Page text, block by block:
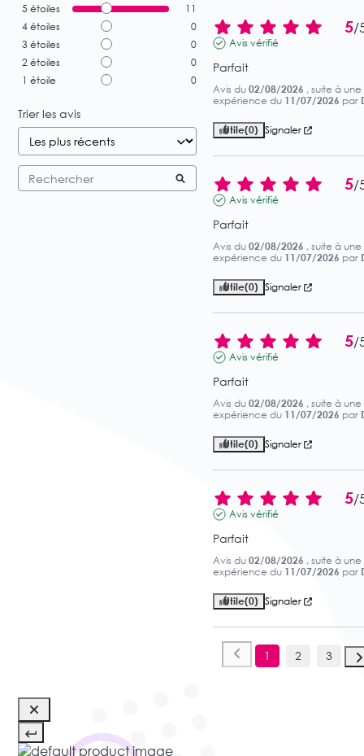
5 étoiles
11
4 étoiles
0
3 étoiles
0
2 étoiles
0
1 étoile 0
Trier les avis
5/
Avis vérifié
Parfait
Avis du 02/08/2026 , suite à une
expérience du 11/07/2026 par
Utile(0) Signaler
5/
Avis vérifié
Parfait
Avis du 02/08/2026 , suite à une
expérience du 11/07/2026 par
Utile(0) Signaler
5/
Avis vérifié
Parfait
Avis du 02/08/2026 , suite à une
expérience du 11/07/2026 par
Utile(0) Signaler
5/
Avis vérifié
Parfait
Avis du 02/08/2026 , suite à une
expérience du 11/07/2026 par
Utile(0) Signaler
1 2 3